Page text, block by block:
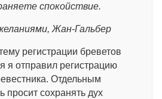
спокойствие.
Жан-Гальбер
регистрации бреветов
я отправил регистрацию
Отдельным
сохранять дух